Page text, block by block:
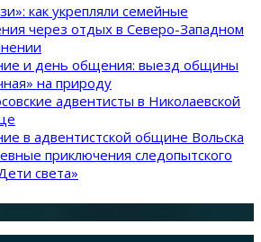
как укрепляли семейные
через отдых в Северо-Западном
и день общения: выезд общины
на природу
адвентисты в Николаевской
в адвентистской общине Вольска
приключения следопытского
света»